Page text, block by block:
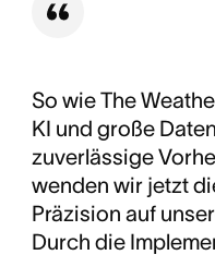
So wie The
KI und große
zuverlässige
wenden wir jetzt
Präzision auf
Durch die